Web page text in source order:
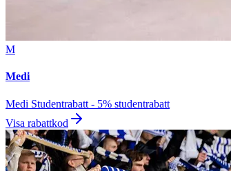
M
Medi
Medi Studentrabatt - 5% studentrabatt
Visa rabattkod